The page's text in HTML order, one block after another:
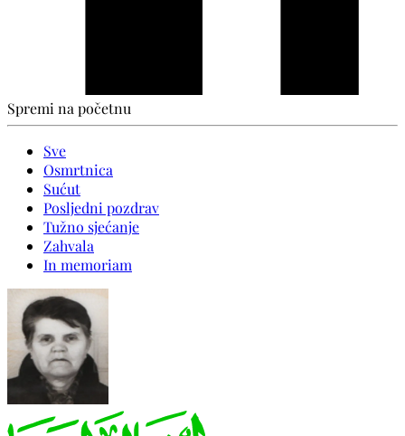
Spremi na početnu
Sve
Osmrtnica
Sućut
Posljedni pozdrav
Tužno sjećanje
Zahvala
In memoriam